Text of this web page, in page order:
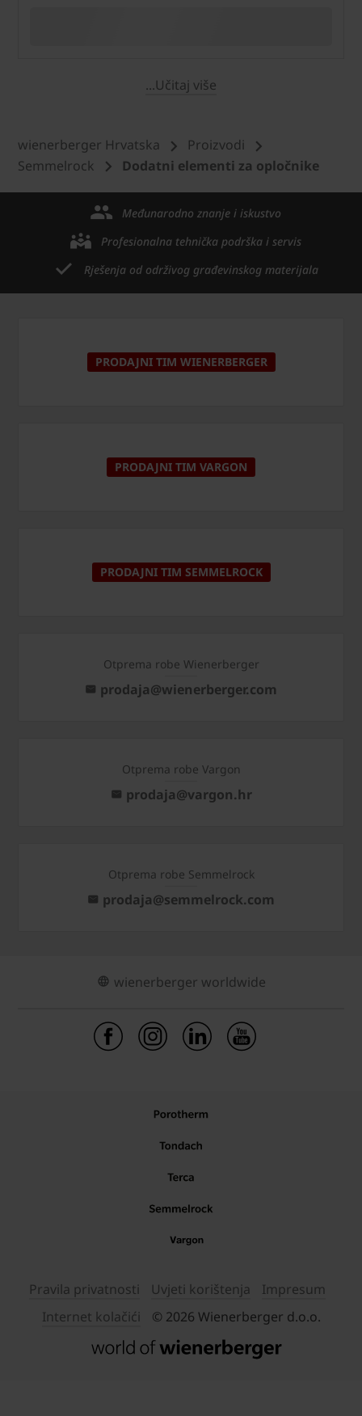
...Učitaj više
wienerberger Hrvatska
Proizvodi
Semmelrock
Dodatni elementi za opločnike
Međunarodno znanje i iskustvo
Profesionalna tehnička podrška i servis
Rješenja od održivog građevinskog materijala
PRODAJNI TIM WIENERBERGER
PRODAJNI TIM VARGON
PRODAJNI TIM SEMMELROCK
Otprema robe Wienerberger
prodaja@wienerberger.com
Otprema robe Vargon
prodaja@vargon.hr
Otprema robe Semmelrock
prodaja@semmelrock.com
wienerberger worldwide
Pravila privatnosti Uvjeti korištenja
Impresum
Internet kolačići
© 2026 Wienerberger d.o.o.